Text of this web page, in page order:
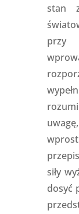
stan
przy
siły
dosyć